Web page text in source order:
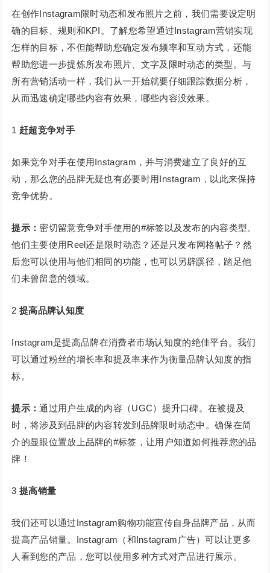
在创作Instagram限时动态和发布照片之前，我们需要设定明
确的目标、规则和KPI。了解您希望通过Instagram营销实现
怎样的目标，不但能帮助您确定发布频率和互动方式，还能
帮助您进一步提炼所发布照片、文字及限时动态的类型。与
所有营销活动一样，我们从一开始就要仔细跟踪数据分析，
从而迅速确定哪些内容有效果，哪些内容没效果。
1 赶超竞争对手
如果竞争对手在使用Instagram，并与消费建立了良好的互
动，那么您的品牌无疑也有必要时用Instagram，以此来保持
竞争优势。
提示： 密切留意竞争对手使用的#标签以及发布的内容类型。
他们主要使用Reel还是限时动态？还是只发布网格帖子？然
后您可以使用与他们相同的功能，也可以另辟蹊径，踏足他
们未曾留意的领域。
2提高品牌认知度
Instagram是提高品牌在消费者市场认知度的绝佳平台。我们
可以通过粉丝的增长率和提及率来作为衡量品牌认知度的指
标。
提示：通过用户生成的内容（UGC）提升口碑。在被提及
时，将涉及到品牌的内容转发到品牌限时动态中。确保在简
介的显眼位置放上品牌的#标签，让用户知道如何推荐您的品
牌！
3提高销量
我们还可以通过Instagram购物功能宣传自身品牌产品，从而
提高产品销量。Instagram（和Instagram广告）可以让更多
人看到您的产品，您可以使用多种方式对产品进行展示。